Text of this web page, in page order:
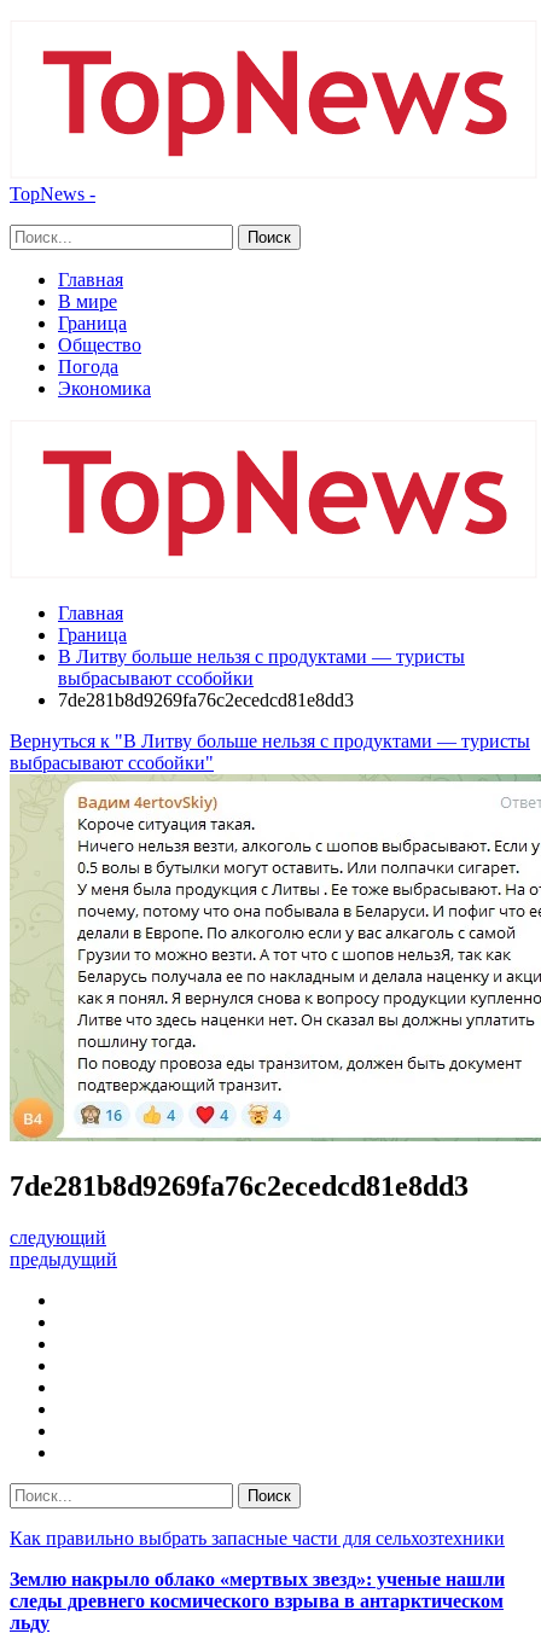
TopNews -
Главная
В мире
Граница
Общество
Погода
Экономика
Главная
Граница
В Литву больше нельзя с продуктами — туристы
выбрасывают ссобойки
7de281b8d9269fa76c2ecedcd81e8dd3
Вернуться к "В Литву больше нельзя с продуктами — туристы
выбрасывают ссобойки"
7de281b8d9269fa76c2ecedcd81e8dd3
следующий
предыдущий
Как правильно выбрать запасные части для сельхозтехники
Землю накрыло облако «мертвых звезд»: ученые нашли
следы древнего космического взрыва в антарктическом
льду